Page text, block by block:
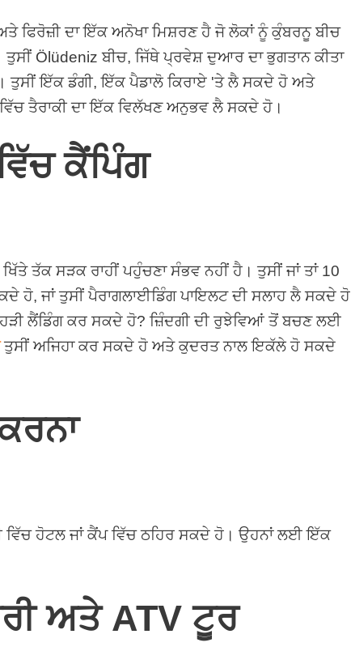
ਦਾ ਇੱਕ ਅਨੋਖਾ ਮਿਸ਼ਰਣ ਹੈ ਜੋ ਲੋਕਾਂ ਨੂੰ ਕੁੰਬਰਨੂ ਬੀਚ
Ölüdeniz ਬੀਚ, ਜਿੱਥੇ ਪ੍ਰਵੇਸ਼ ਦੁਆਰ ਦਾ ਭੁਗਤਾਨ ਕੀਤਾ
ਤੁਸੀਂ ਇੱਕ ਡੰਗੀ, ਇੱਕ ਪੈਡਾਲੋ ਕਿਰਾਏ 'ਤੇ ਲੈ ਸਕਦੇ ਹੋ ਅਤੇ
ਤੈਰਾਕੀ ਦਾ ਇੱਕ ਵਿਲੱਖਣ ਅਨੁਭਵ ਲੈ ਸਕਦੇ ਹੋ।
ਕੈਂਪਿੰਗ
ਤੱਕ ਸੜਕ ਰਾਹੀਂ ਪਹੁੰਚਣਾ ਸੰਭਵ ਨਹੀਂ ਹੈ। ਤੁਸੀਂ ਜਾਂ ਤਾਂ 10
ਹੋ, ਜਾਂ ਤੁਸੀਂ ਪੈਰਾਗਲਾਈਡਿੰਗ ਪਾਇਲਟ ਦੀ ਸਲਾਹ ਲੈ ਸਕਦੇ ਹੋ
ਲੈਂਡਿੰਗ ਕਰ ਸਕਦੇ ਹੋ? ਜ਼ਿੰਦਗੀ ਦੀ ਰੁਝੇਵਿਆਂ ਤੋਂ ਬਚਣ ਲਈ
ਤੁਸੀਂ ਅਜਿਹਾ ਕਰ ਸਕਦੇ ਹੋ ਅਤੇ ਕੁਦਰਤ ਨਾਲ ਇਕੱਲੇ ਹੋ ਸਕਦੇ
ਵਿੱਚ ਹੋਟਲ ਜਾਂ ਕੈਂਪ ਵਿੱਚ ਠਹਿਰ ਸਕਦੇ ਹੋ। ਉਹਨਾਂ ਲਈ ਇੱਕ
ਅਤੇ ATV ਟੂਰ